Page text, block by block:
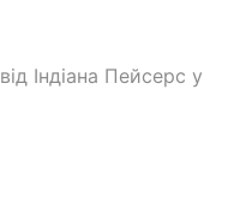
від Індіана Пейсерс у